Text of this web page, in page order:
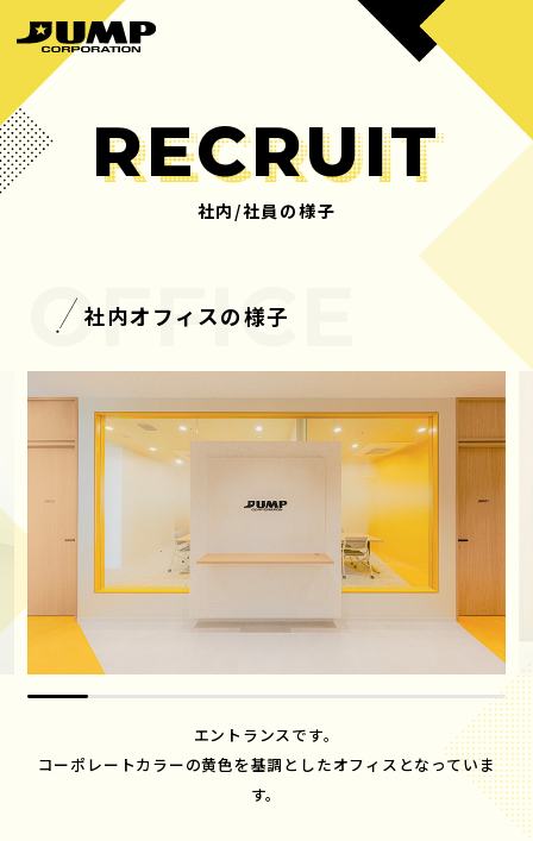
PRODUCTS
MANAGEMENT
マネジメント
RECRUIT
採用情報
BLOG CONTACT
お問い合わせ
RECRUIT
社内/社員の様子
社内オフィスの様子
エントランスです。
コーポレートカラーの黄色を基調としたオフィスとなっていま
す。